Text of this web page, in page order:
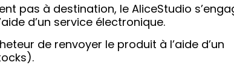
pas à destination, le AliceStudio
d’un service électronique.
de renvoyer le produit à l’aide d’un